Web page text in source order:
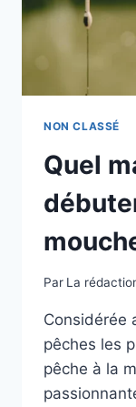
NON CLASSÉ
Quel
Par La
Considérée
pêches les
pêche à la